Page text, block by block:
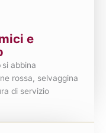
e
si abbina
rossa, selvaggina
di servizio